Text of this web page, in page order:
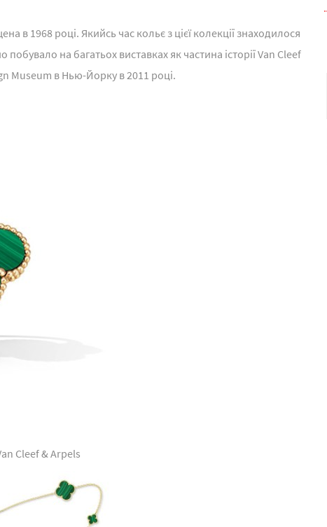
в 1968 році. Якийсь час кольє з цієї колекції знаходилося
на багатьох виставках як частина історії Van Cleef
Museum в Нью-Йорку в 2011 році.
Cleef & Arpels